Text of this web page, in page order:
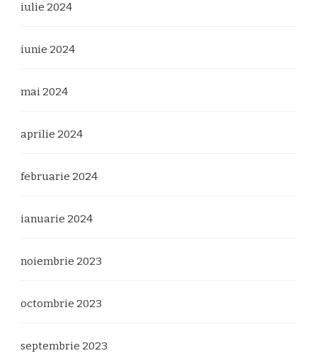
iulie 2024
iunie 2024
mai 2024
aprilie 2024
februarie 2024
ianuarie 2024
noiembrie 2023
octombrie 2023
septembrie 2023